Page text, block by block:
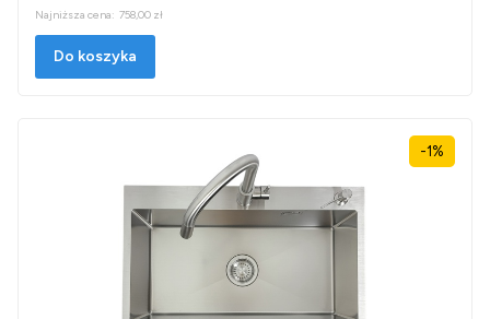
Najniższa cena: 758,00 zł
Do koszyka
-1%